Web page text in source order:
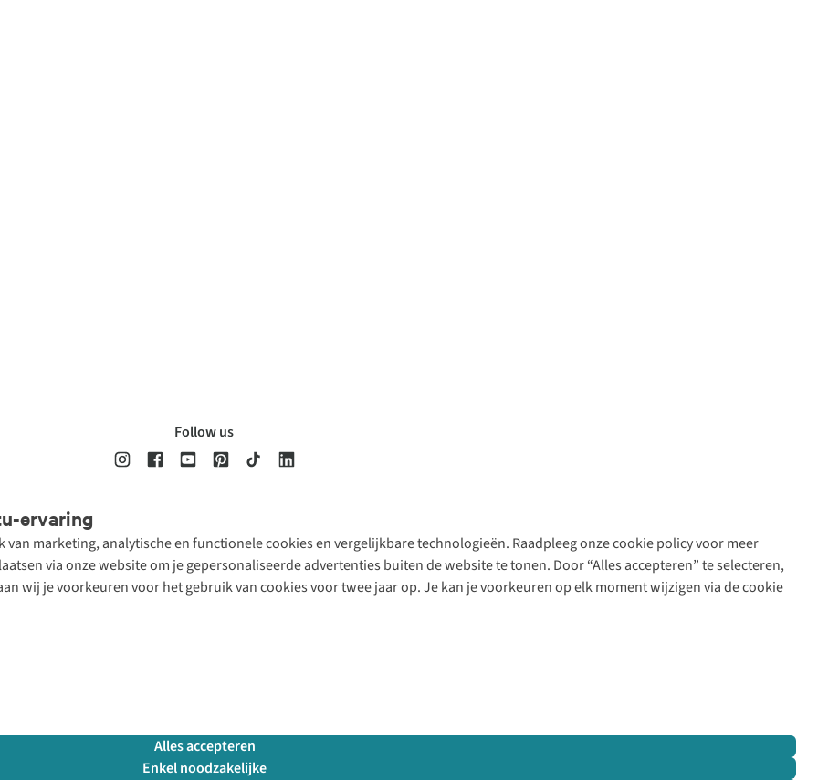
ervaring
marketing, analytische en functionele cookies en vergelijkbare technologieën. Raadpleeg onze cookie policy voor meer
via onze website om je gepersonaliseerde advertenties buiten de website te tonen. Door “Alles accepteren” te selecteren,
wij je voorkeuren voor het gebruik van cookies voor twee jaar op. Je kan je voorkeuren op elk moment wijzigen via de cookie
Alles accepteren
Enkel noodzakelijke
Follow us
Disclaimer Privacy Policy